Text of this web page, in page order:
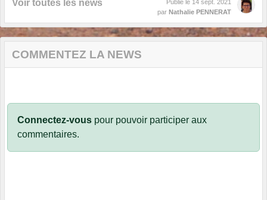
Voir toutes les news Publié le 14 sept. 2021
par Nathalie PENNERAT
COMMENTEZ LA NEWS
Connectez-vous pour pouvoir participer aux
commentaires.